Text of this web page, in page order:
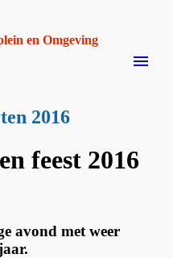
en Omgeving
menu
2016
feest 2016
avond met weer